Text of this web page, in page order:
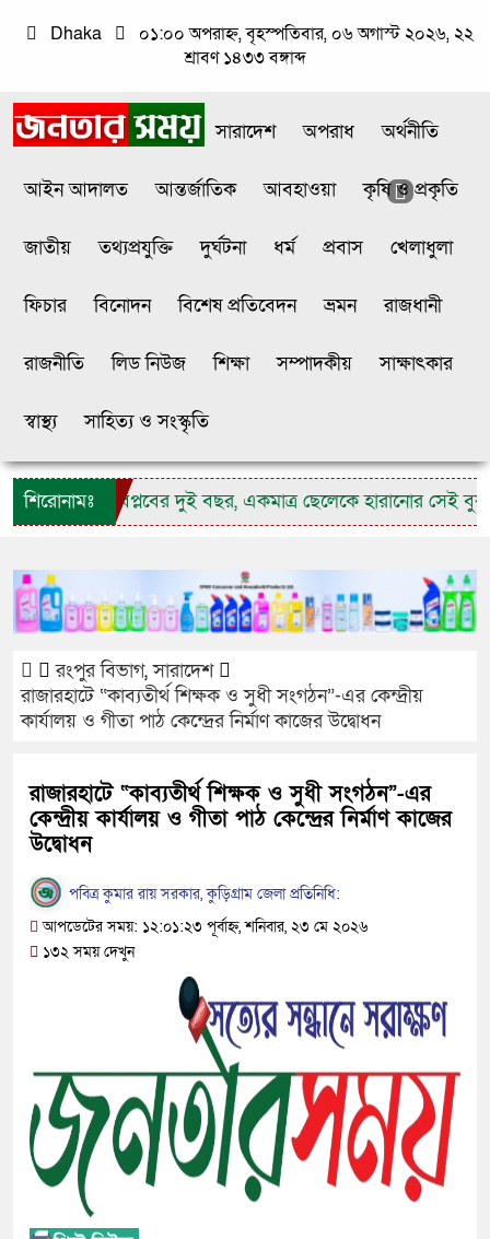
Dhaka
০১:০০ অপরাহ্ন, বৃহস্পতিবার, ০৬ অগাস্ট ২০২৬, ২২
শ্রাবণ ১৪৩৩ বঙ্গাব্দ
সারাদেশ অপরাধ অর্থনীতি
আইন আদালত আন্তর্জাতিক আবহাওয়া কৃষি ও প্রকৃতি
জাতীয় তথ্যপ্রযুক্তি দুর্ঘটনা ধর্ম প্রবাস খেলাধুলা
ফিচার বিনোদন বিশেষ প্রতিবেদন ভ্রমন রাজধানী
রাজনীতি লিড নিউজ শিক্ষা সম্পাদকীয় সাক্ষাৎকার
স্বাস্থ্য সাহিত্য ও সংস্কৃতি
শিরোনামঃ
জুলাই বিপ্লবের দুই বছর, একমাত্র ছেলেকে হারানোর সেই
রংপুর বিভাগ,সারাদেশ
রাজারহাটে “কাব্যতীর্থ শিক্ষক ও সুধী সংগঠন”-এর কেন্দ্রীয়
কার্যালয় ও গীতা পাঠ কেন্দ্রের নির্মাণ কাজের উদ্বোধন
রাজারহাটে “কাব্যতীর্থ শিক্ষক ও সুধী সংগঠন”-এর
কেন্দ্রীয় কার্যালয় ও গীতা পাঠ কেন্দ্রের নির্মাণ কাজের
উদ্বোধন
পবিত্র কুমার রায় সরকার, কুড়িগ্রাম জেলা প্রতিনিধি:
আপডেটের সময়: ১২:০১:২৩ পূর্বাহ্ন, শনিবার, ২৩ মে ২০২৬
১৩২ সময় দেখুন